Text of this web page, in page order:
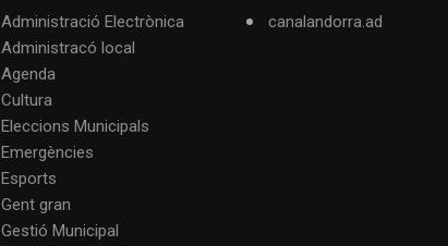
Administració Electrònica
Administracó local
Agenda
Cultura
Eleccions Municipals
Emergències
Esports
Gent gran
Gestió Municipal
canalandorra.ad